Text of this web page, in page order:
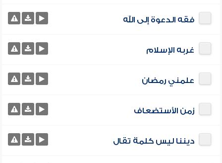
فقه الدعوة إلى الله
غربه الإسلام
علمني رمضان
زمن الأستضعاف
ديننا ليس كلمة تقال